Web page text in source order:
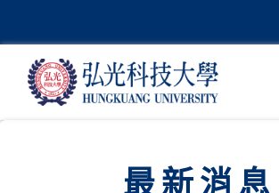
最新消息